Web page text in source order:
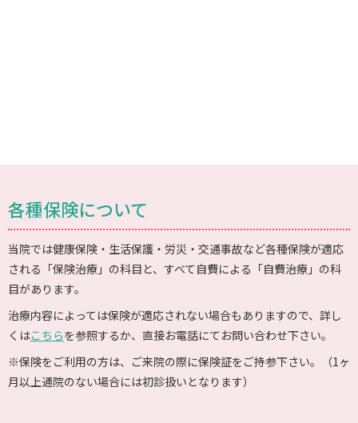
各種保険について
当院では健康保険・生活保護・労災・交通事故など各種保険が適応
される「保険治療」の科目と、すべて自費による「自費治療」の科
目があります。
治療内容によっては保険が適応されない場合もありますので、詳し
くはこちらを参照するか、直接お電話にてお問い合わせ下さい。
※保険をご利用の方は、ご来院の際に保険証をご持参下さい。（1ヶ
月以上通院のない場合には初診扱いとなります）